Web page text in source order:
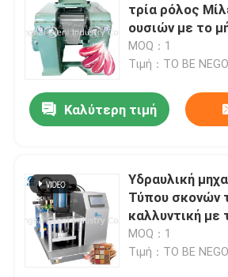
τρία ρόλος
ουσιών με το
30CM διάμετρος
MOQ：1
Τιμή：TO BE
Καλύτερη τιμή
Υδραυλική
Τύπου σκονών
καλλυντική με
MOQ：1
Τιμή：TO BE